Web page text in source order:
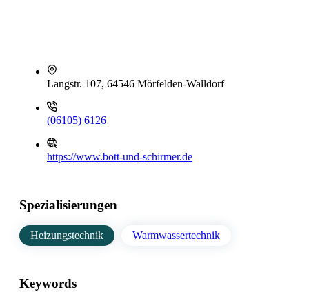
Langstr. 107, 64546 Mörfelden-Walldorf
(06105) 6126
https://www.bott-und-schirmer.de
Spezialisierungen
Heizungstechnik Warmwassertechnik
Keywords